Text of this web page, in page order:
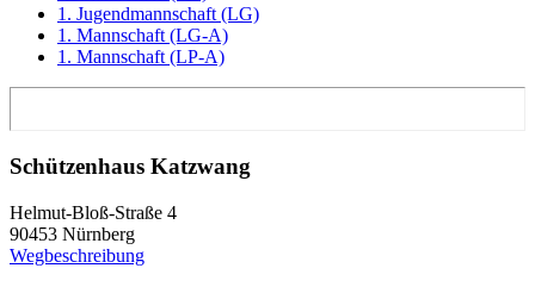
1. Jugendmannschaft (LG)
1. Mannschaft (LG-A)
1. Mannschaft (LP-A)
Schützenhaus Katzwang
Helmut-Bloß-Straße 4
90453 Nürnberg
Wegbeschreibung